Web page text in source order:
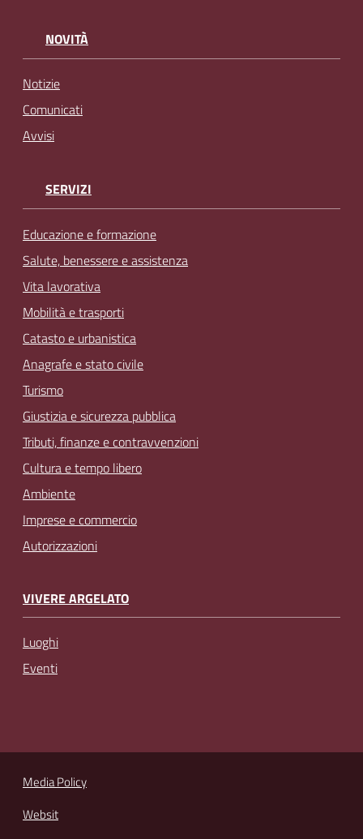
NOVITÀ
Notizie
Comunicati
Avvisi
SERVIZI
Educazione e formazione
Salute, benessere e assistenza
Vita lavorativa
Mobilità e trasporti
Catasto e urbanistica
Anagrafe e stato civile
Turismo
Giustizia e sicurezza pubblica
Tributi, finanze e contravvenzioni
Cultura e tempo libero
Ambiente
Imprese e commercio
Autorizzazioni
VIVERE ARGELATO
Luoghi
Eventi
Media Policy
Websit